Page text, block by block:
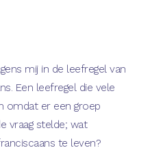
mij in de leefregel van
Een leefregel die vele
omdat er een groep
vraag stelde; wat
te leven?